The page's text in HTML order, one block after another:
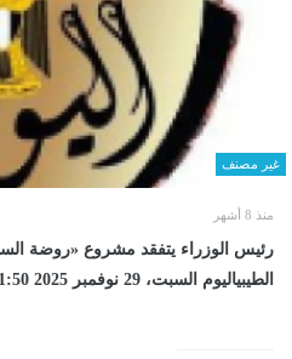
غير مصنف
منذ 8 أشهر
الطيبياليوم السبت، 29 نوفمبر 2025 11:50 صـ